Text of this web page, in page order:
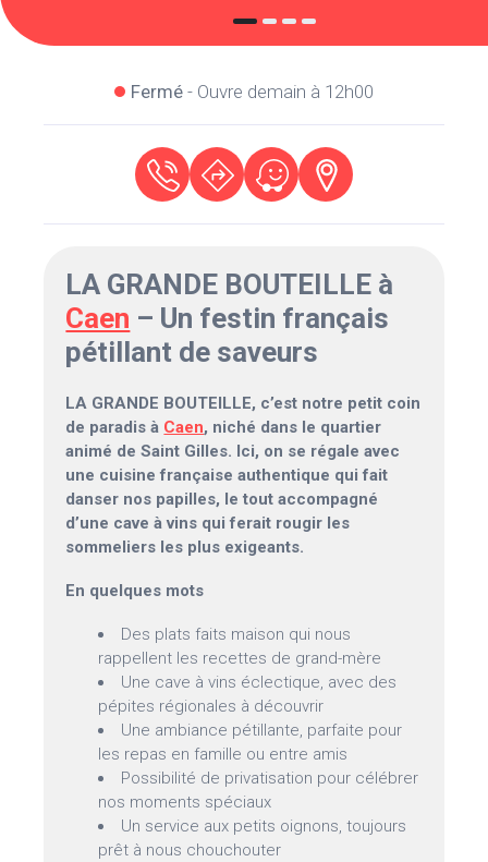
Fermé - Ouvre demain à 12h00
LA GRANDE BOUTEILLE à
Caen – Un festin français
pétillant de saveurs
LA GRANDE BOUTEILLE, c’est notre petit coin
de paradis à Caen, niché dans le quartier
animé de Saint Gilles. Ici, on se régale avec
une cuisine française authentique qui fait
danser nos papilles, le tout accompagné
d’une cave à vins qui ferait rougir les
sommeliers les plus exigeants.
En quelques mots
Des plats faits maison qui nous
rappellent les recettes de grand-mère
Une cave à vins éclectique, avec des
pépites régionales à découvrir
Une ambiance pétillante, parfaite pour
les repas en famille ou entre amis
Possibilité de privatisation pour célébrer
nos moments spéciaux
Un service aux petits oignons, toujours
prêt à nous chouchouter